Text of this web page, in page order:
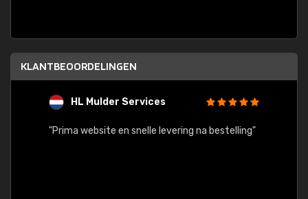
KLANTBEOORDELINGEN
HL Mulder Services
"Prima website en snelle levering na bestelling"